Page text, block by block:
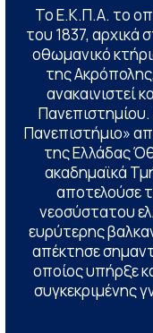
Το Ε.Κ.Π.Α. το
του 1837, αρχικά
οθωμανικό
της
ανακαινιστεί
Πανεπιστήμιο»
της Ελλάδας
ακαδημαϊκά
αποτελούσε
νεοσύστατου
ευρύτερης
απέκτησε
οποίος υπήρξε
συγκεκριμένης